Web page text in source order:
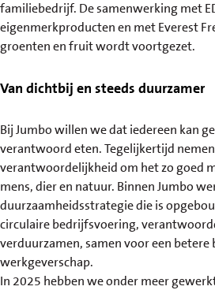
familiebedrijf. De samenwerking met
eigenmerkproducten en met Everest
groenten en fruit wordt voortgezet.
Van dichtbij en steeds duurzamer
Bij Jumbo willen we dat iedereen kan
verantwoord eten. Tegelijkertijd
verantwoordelijkheid om het zo goed
mens, dier en natuur. Binnen Jumbo
duurzaamheidsstrategie die is
circulaire bedrijfsvoering,
verduurzamen, samen voor een betere
werkgeverschap.
In 2025 hebben we onder meer